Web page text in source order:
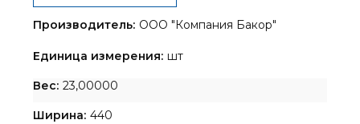
Производитель: ООО "Компания Бакор"
Единица измерения: шт
Вес: 23,00000
Ширина: 440